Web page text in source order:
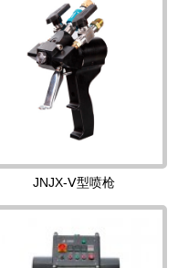
JNJX-Ⅴ型喷枪